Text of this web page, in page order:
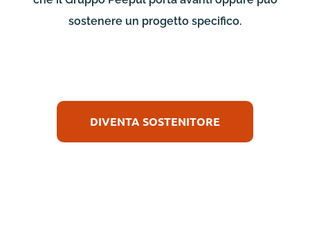
sostenere un progetto specifico.
DIVENTA SOSTENITORE